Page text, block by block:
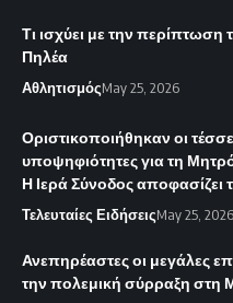
Τι ισχύει με την περίπτωση
Πηλέα
ΑθλητισμόςMay 25, 2026
Οριστικοποιήθηκαν οι
υποψηφιότητες για τη
Η Ιερά Σύνοδος αποφασίζει
Τελευταίες ΕιδήσειςMay 25, 2026
Ανεπηρέαστες οι μεγάλες
την πολεμική σύρραξη στη